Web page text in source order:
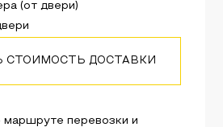
маршруте перевозки и
(от двери)
СТОИМОСТЬ ДОСТАВКИ